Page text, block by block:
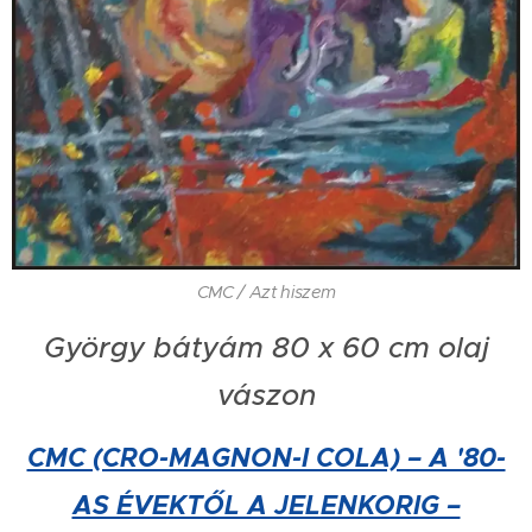
CMC / Azt hiszem
György bátyám 80 x 60 cm olaj
vászon
CMC (CRO-MAGNON-I COLA) – A '80-
AS ÉVEKTŐL A JELENKORIG –